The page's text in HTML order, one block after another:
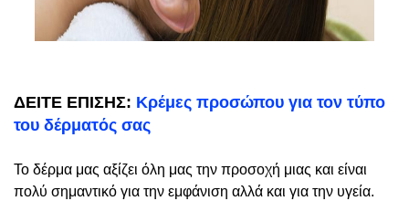
ΔΕΙΤΕ ΕΠΙΣΗΣ: Κρέμες προσώπου για τον τύπο
του δέρματός σας
Το δέρμα μας αξίζει όλη μας την προσοχή μιας και είναι
πολύ σημαντικό για την εμφάνιση αλλά και για την υγεία.